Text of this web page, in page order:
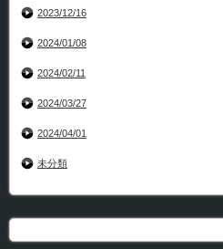
2023/12/16
2024/01/08
2024/02/11
2024/03/27
2024/04/01
未分類